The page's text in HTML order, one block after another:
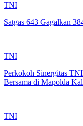
TNI
Satgas 643 Gagalkan
TNI
Perkokoh Sinergitas
Bersama di Mapolda
TNI